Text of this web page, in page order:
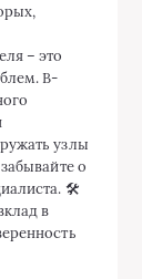
– это
В-
узлы
о
🛠️
в